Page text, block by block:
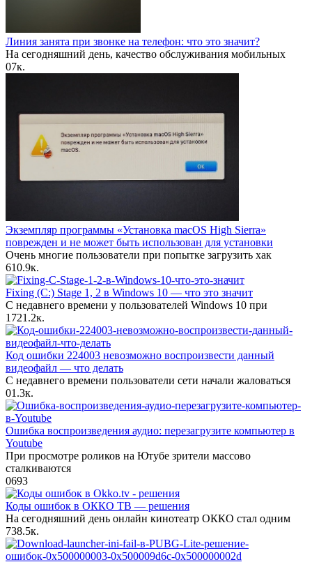
Линия занята при звонке на телефон: что это значит?
На сегодняшний день, качество обслуживания мобильных
07к.
Экземпляр программы «Установка macOS High Sierra»
поврежден и не может быть использован для установки
Очень многие пользователи при попытке загрузить хак
610.9к.
Fixing (C:) Stage 1, 2 в Windows 10 — что это значит
С недавнего времени у пользователей Windows 10 при
1721.2к.
Код ошибки 224003 невозможно воспроизвести данный
видеофайл — что делать
С недавнего времени пользователи сети начали жаловаться
01.3к.
Ошибка воспроизведения аудио: перезагрузите компьютер в
Youtube
При просмотре роликов на Ютубе зрители массово
сталкиваются
0693
Коды ошибок в ОККО ТВ — решения
На сегодняшний день онлайн кинотеатр ОККО стал одним
738.5к.